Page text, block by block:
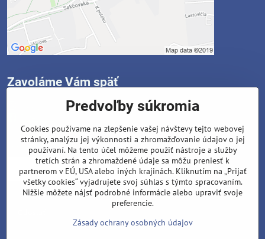
Zavoláme Vám späť
Váš telefón*
Predvoľby súkromia
Cookies používame na zlepšenie vašej návštevy tejto webovej
stránky, analýzu jej výkonnosti a zhromažďovanie údajov o jej
používaní. Na tento účel môžeme použiť nástroje a služby
tretích strán a zhromaždené údaje sa môžu preniesť k
partnerom v EÚ, USA alebo iných krajinách. Kliknutím na „Prijať
všetky cookies“ vyjadrujete svoj súhlas s týmto spracovaním.
Nižšie môžete nájsť podrobné informácie alebo upraviť svoje
preferencie.
Zásady ochrany osobných údajov